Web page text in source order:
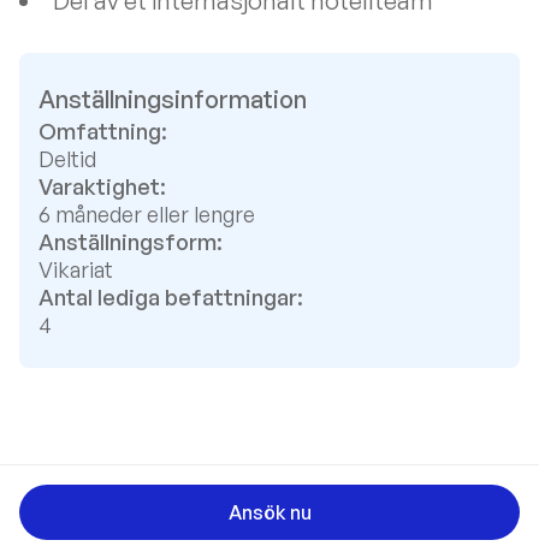
Anställningsinformation
Omfattning:
Deltid
Varaktighet:
6 måneder eller lengre
Anställningsform:
Vikariat
Antal lediga befattningar:
4
Ansök nu